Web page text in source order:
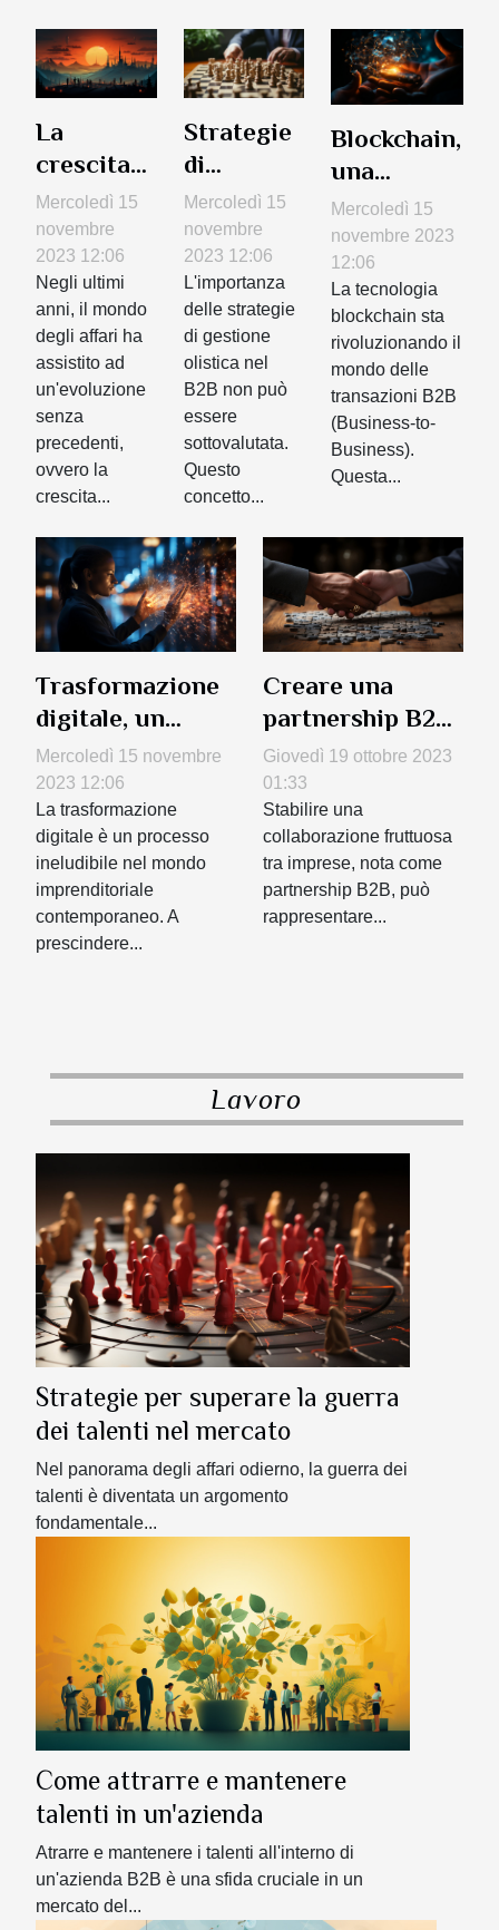
La
crescita
del B2B
digitale:
un nuovo
orizzonte
Mercoledì 15
novembre
2023 12:06
Negli ultimi
anni, il mondo
degli affari ha
assistito ad
un'evoluzione
senza
precedenti,
ovvero la
crescita...
Strategie
di
gestione
olistica
per il B2B
Mercoledì 15
novembre
2023 12:06
L'importanza
delle strategie
di gestione
olistica nel
B2B non può
essere
sottovalutata.
Questo
concetto...
Blockchain,
una
rivoluzione
per le
transazioni
Mercoledì 15
novembre 2023
12:06
La tecnologia
blockchain sta
rivoluzionando il
mondo delle
transazioni B2B
(Business-to-
Business).
Questa...
Trasformazione
digitale, un
acceleratore per
il tuo business
Mercoledì 15 novembre
2023 12:06
La trasformazione
digitale è un processo
ineludibile nel mondo
imprenditoriale
contemporaneo. A
prescindere...
Creare una
partnership B2B
vantaggiosa:
consigli e
strategie
Giovedì 19 ottobre 2023
01:33
Stabilire una
collaborazione fruttuosa
tra imprese, nota come
partnership B2B, può
rappresentare...
Lavoro
Strategie per superare la guerra
dei talenti nel mercato
Nel panorama degli affari odierno, la guerra dei
talenti è diventata un argomento
fondamentale...
Come attrarre e mantenere
talenti in un'azienda
Atrarre e mantenere i talenti all'interno di
un'azienda B2B è una sfida cruciale in un
mercato del...